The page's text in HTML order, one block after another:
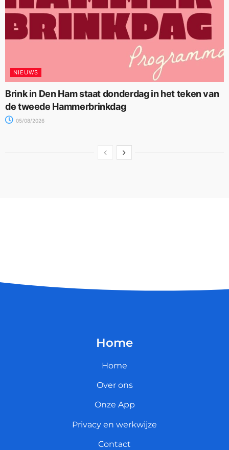
NIEUWS
Brink in Den Ham staat donderdag in het teken van
de tweede Hammerbrinkdag
05/08/2026
Home
Home
Over ons
Onze App
Privacy en werkwijze
Contact